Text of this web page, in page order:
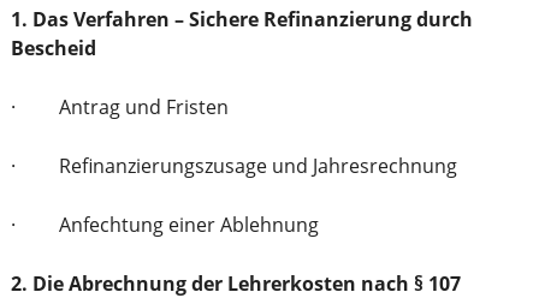
1. Das Verfahren – Sichere Refinanzierung durch
Bescheid
· Antrag und Fristen
· Refinanzierungszusage und Jahresrechnung
· Anfechtung einer Ablehnung
2. Die Abrechnung der Lehrerkosten nach § 107